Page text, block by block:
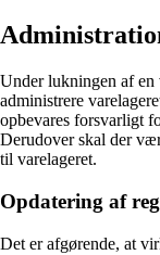
Under lukningen af en
administrere
opbevares forsvarligt
Derudover skal der
til varelageret.
Opdatering af
Det er afgørende, at